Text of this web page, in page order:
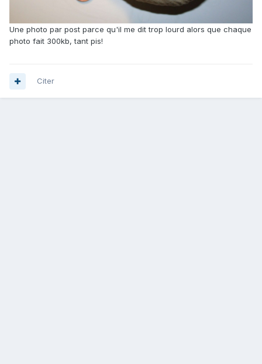
Une photo par post parce qu'il me dit trop lourd alors que chaque
photo fait 300kb, tant pis!
Citer